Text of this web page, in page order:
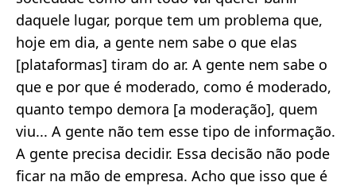
daquele lugar, porque tem um problema que,
hoje em dia, a gente nem sabe o que elas
[plataformas] tiram do ar. A gente nem sabe o
que e por que é moderado, como é moderado,
quanto tempo demora [a moderação], quem
viu... A gente não tem esse tipo de informação.
A gente precisa decidir. Essa decisão não pode
ficar na mão de empresa. Acho que isso que é